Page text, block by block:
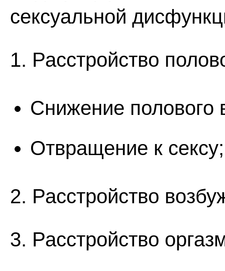
сексуальной
1. Расстройство
Снижение полового
Отвращение к сексу;
2. Расстройство
3. Расстройство